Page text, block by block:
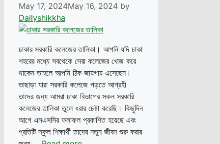
May 17, 2024May 16, 2024 by
Dailyshikkha
ঢাকার সরকারি কলেজের তালিকা। আপনি যদি ঢাকা
শহরের মধ্যে সবথেকে সেরা কলেজের খোজ করে
থাকেন তাহলে আপনি ঠিক জায়গায় এসেছেন।
তাছাড়া যারা সরকারি কলেজে পড়তে আগ্রহী
তাদের জন্য আমরা ঢাকা বিভাগের সকল সরকারি
কলেজের তালিকা তুলে ধরার চেষ্টা করেছি। কিছুদিন
আগে এসএসসির ফলাফল প্রকাশিত হয়েছে এবং
প্রতিটি স্কুল শিক্ষার্থী তাদের নতুন জীবন শুরু করার